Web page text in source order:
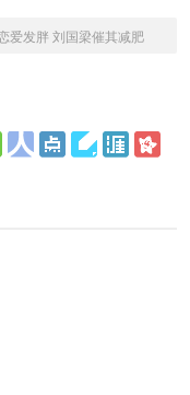
爱发胖 刘国梁催其减肥